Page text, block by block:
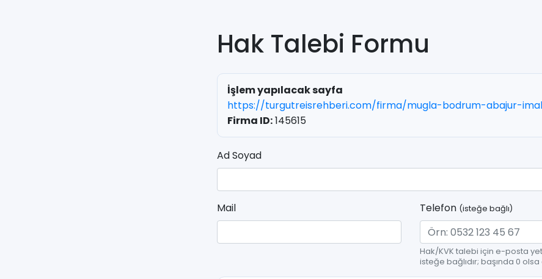
Hak Talebi Formu
İşlem yapılacak sayfa
https://turgutreisrehberi.com/firma/mugla-bodrum-abajur-
Firma ID:145615
Ad Soyad
Mail Telefon (isteğe bağlı)
Hak/KVK talebi için e-posta
isteğe bağlıdır; başında 0